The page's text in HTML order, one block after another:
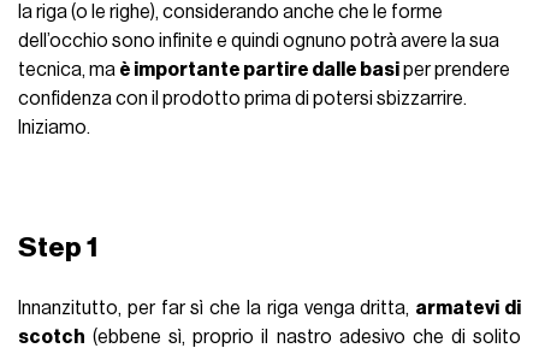
la riga (o le righe), considerando anche che le forme
dell’occhio sono infinite e quindi ognuno potrà avere la sua
tecnica, ma è importante partire dalle basiper prendere
confidenza con il prodotto prima di potersi sbizzarrire.
Iniziamo.
Step 1
Innanzitutto, per far sì che la riga venga dritta, armatevi di
scotch (ebbene sì, proprio il nastro adesivo che di solito